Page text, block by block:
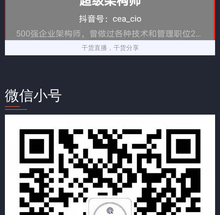
干货直播，干货分享
微信小号